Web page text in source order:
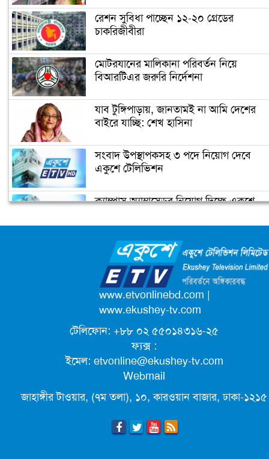
‘গ্রেফতার হতে পারেন ডোনাল্ড ট্রাম্প’
ইলেকট্রনিক পদ্ধতি ব্যবহার করা হয়েছে’
ফ্রান্সের মুসলিমদের আলটিমেটাম দিলেন
ম্যাক্রোঁ
কমলার ইতিহাস
রেশন সুবিধা পাচ্ছেন ১২-২০ গ্রেডের
চাকরিজীবীরা
মোটরযানের মালিকানা পরিবর্তন নিয়ে
বিআরটিএর জরুরি নির্দেশনা
যাব টুঙ্গিপাড়ায়, জানতামই না আমি দেশের
বাইরে যাচ্ছি: শেখ হাসিনা
সংবাদ উপস্থাপকসহ ৩ পদে নিয়োগ দেবে
একুশে টেলিভিশন
ক্যাম্পাস অ্যাম্বাসেডর নিয়োগ দিচ্ছে একুশে
জাতিসংঘের পরবর্তী মহাসচিব পদে
আলোচনায় ড. ইউনূস
পদোন্নতি পেয়ে সচিব হলেন ২ কর্মকর্তা
লিগ্যাল এইডের মাধ্যমে সন্তান ফিরে পেল
সেই কিশোরী মা জুঁই
জেট ফুয়েলের দাম কমলো লিটারে ১৯ টাকা
মূল্যস্ফীতি কমে জুনে ৯ দশমিক ১৬ শতাংশ
www.etvonlinebd.com |
www.ekushey-tv.com
টেলিফোন: +৮৮ ০২ ৫৫০১৪৩১৬-২৫
ফ্যক্স :
ইমেল: etvonline@ekushey-tv.com
Webmail
জাহাঙ্গীর টাওয়ার, (৭ম তলা), ১০, কারওয়ান বাজার, ঢাকা-১২১৫